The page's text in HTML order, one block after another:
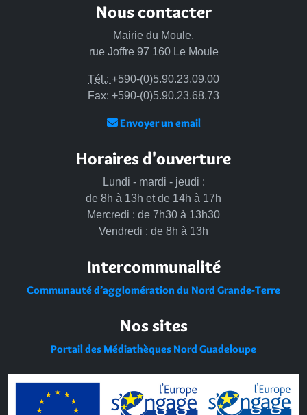
Nous contacter
Mairie du Moule,
rue Joffre 97 160 Le Moule
Tél.: +590-(0)5.90.23.09.00
Fax: +590-(0)5.90.23.68.73
Envoyer un email
Horaires d'ouverture
Lundi - mardi - jeudi :
de 8h à 13h et de 14h à 17h
Mercredi : de 7h30 à 13h30
Vendredi : de 8h à 13h
Intercommunalité
Communauté d’agglomération du Nord Grande-Terre
Nos sites
Portail des Médiathèques Nord Guadeloupe